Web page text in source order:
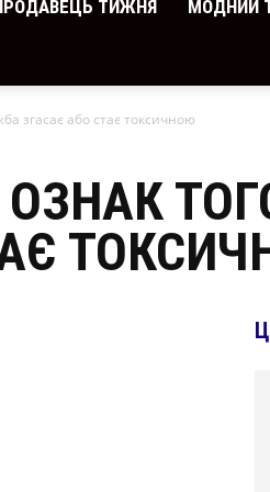
ТИЖНЯ МОДНИЙ
згасає або стає токсичною
ОЗНАК